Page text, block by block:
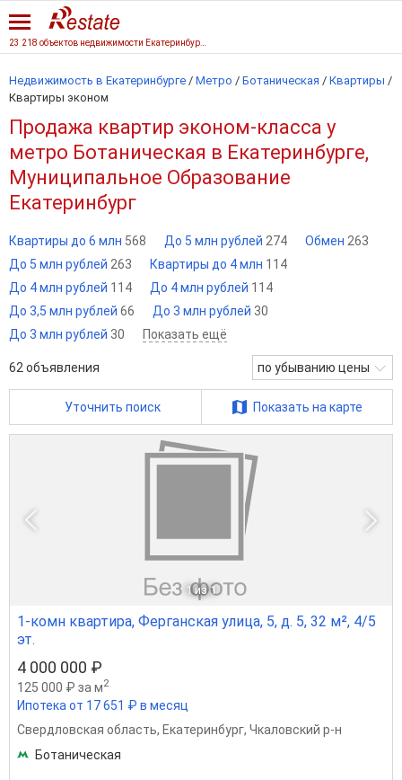
Недвижимость в Екатеринбурге / Метро / Ботаническая / Квартиры /
Квартиры эконом
Продажа квартир эконом-класса у
метро Ботаническая в Екатеринбурге,
Муниципальное Образование
Екатеринбург
Квартиры до 6 млн 568 До 5 млн рублей 274 Обмен 263
До 5 млн рублей 263 Квартиры до 4 млн 114
До 4 млн рублей 114 До 4 млн рублей 114
До 3,5 млн рублей 66 До 3 млн рублей 30
До 3 млн рублей 30 Показать ещё
62 объявления по убыванию цены
Уточнить поиск Показать на карте
1 из 1
1-комн квартира, Ферганская улица, 5, д. 5, 32 м², 4/5
эт.
4 000 000 ₽
125 000 ₽ за м2
Ипотека от 17 651 ₽ в месяц
Свердловская область, Екатеринбург, Чкаловский р-н
Ботаническая